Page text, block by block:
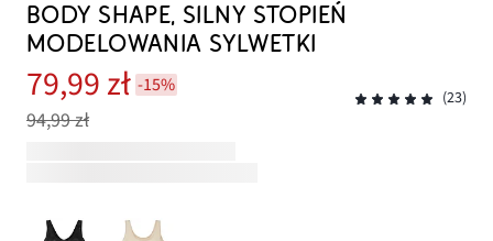
BODY SHAPE, SILNY STOPIEŃ
MODELOWANIA SYLWETKI
79,99 zł -15%
94,99 zł
(23)